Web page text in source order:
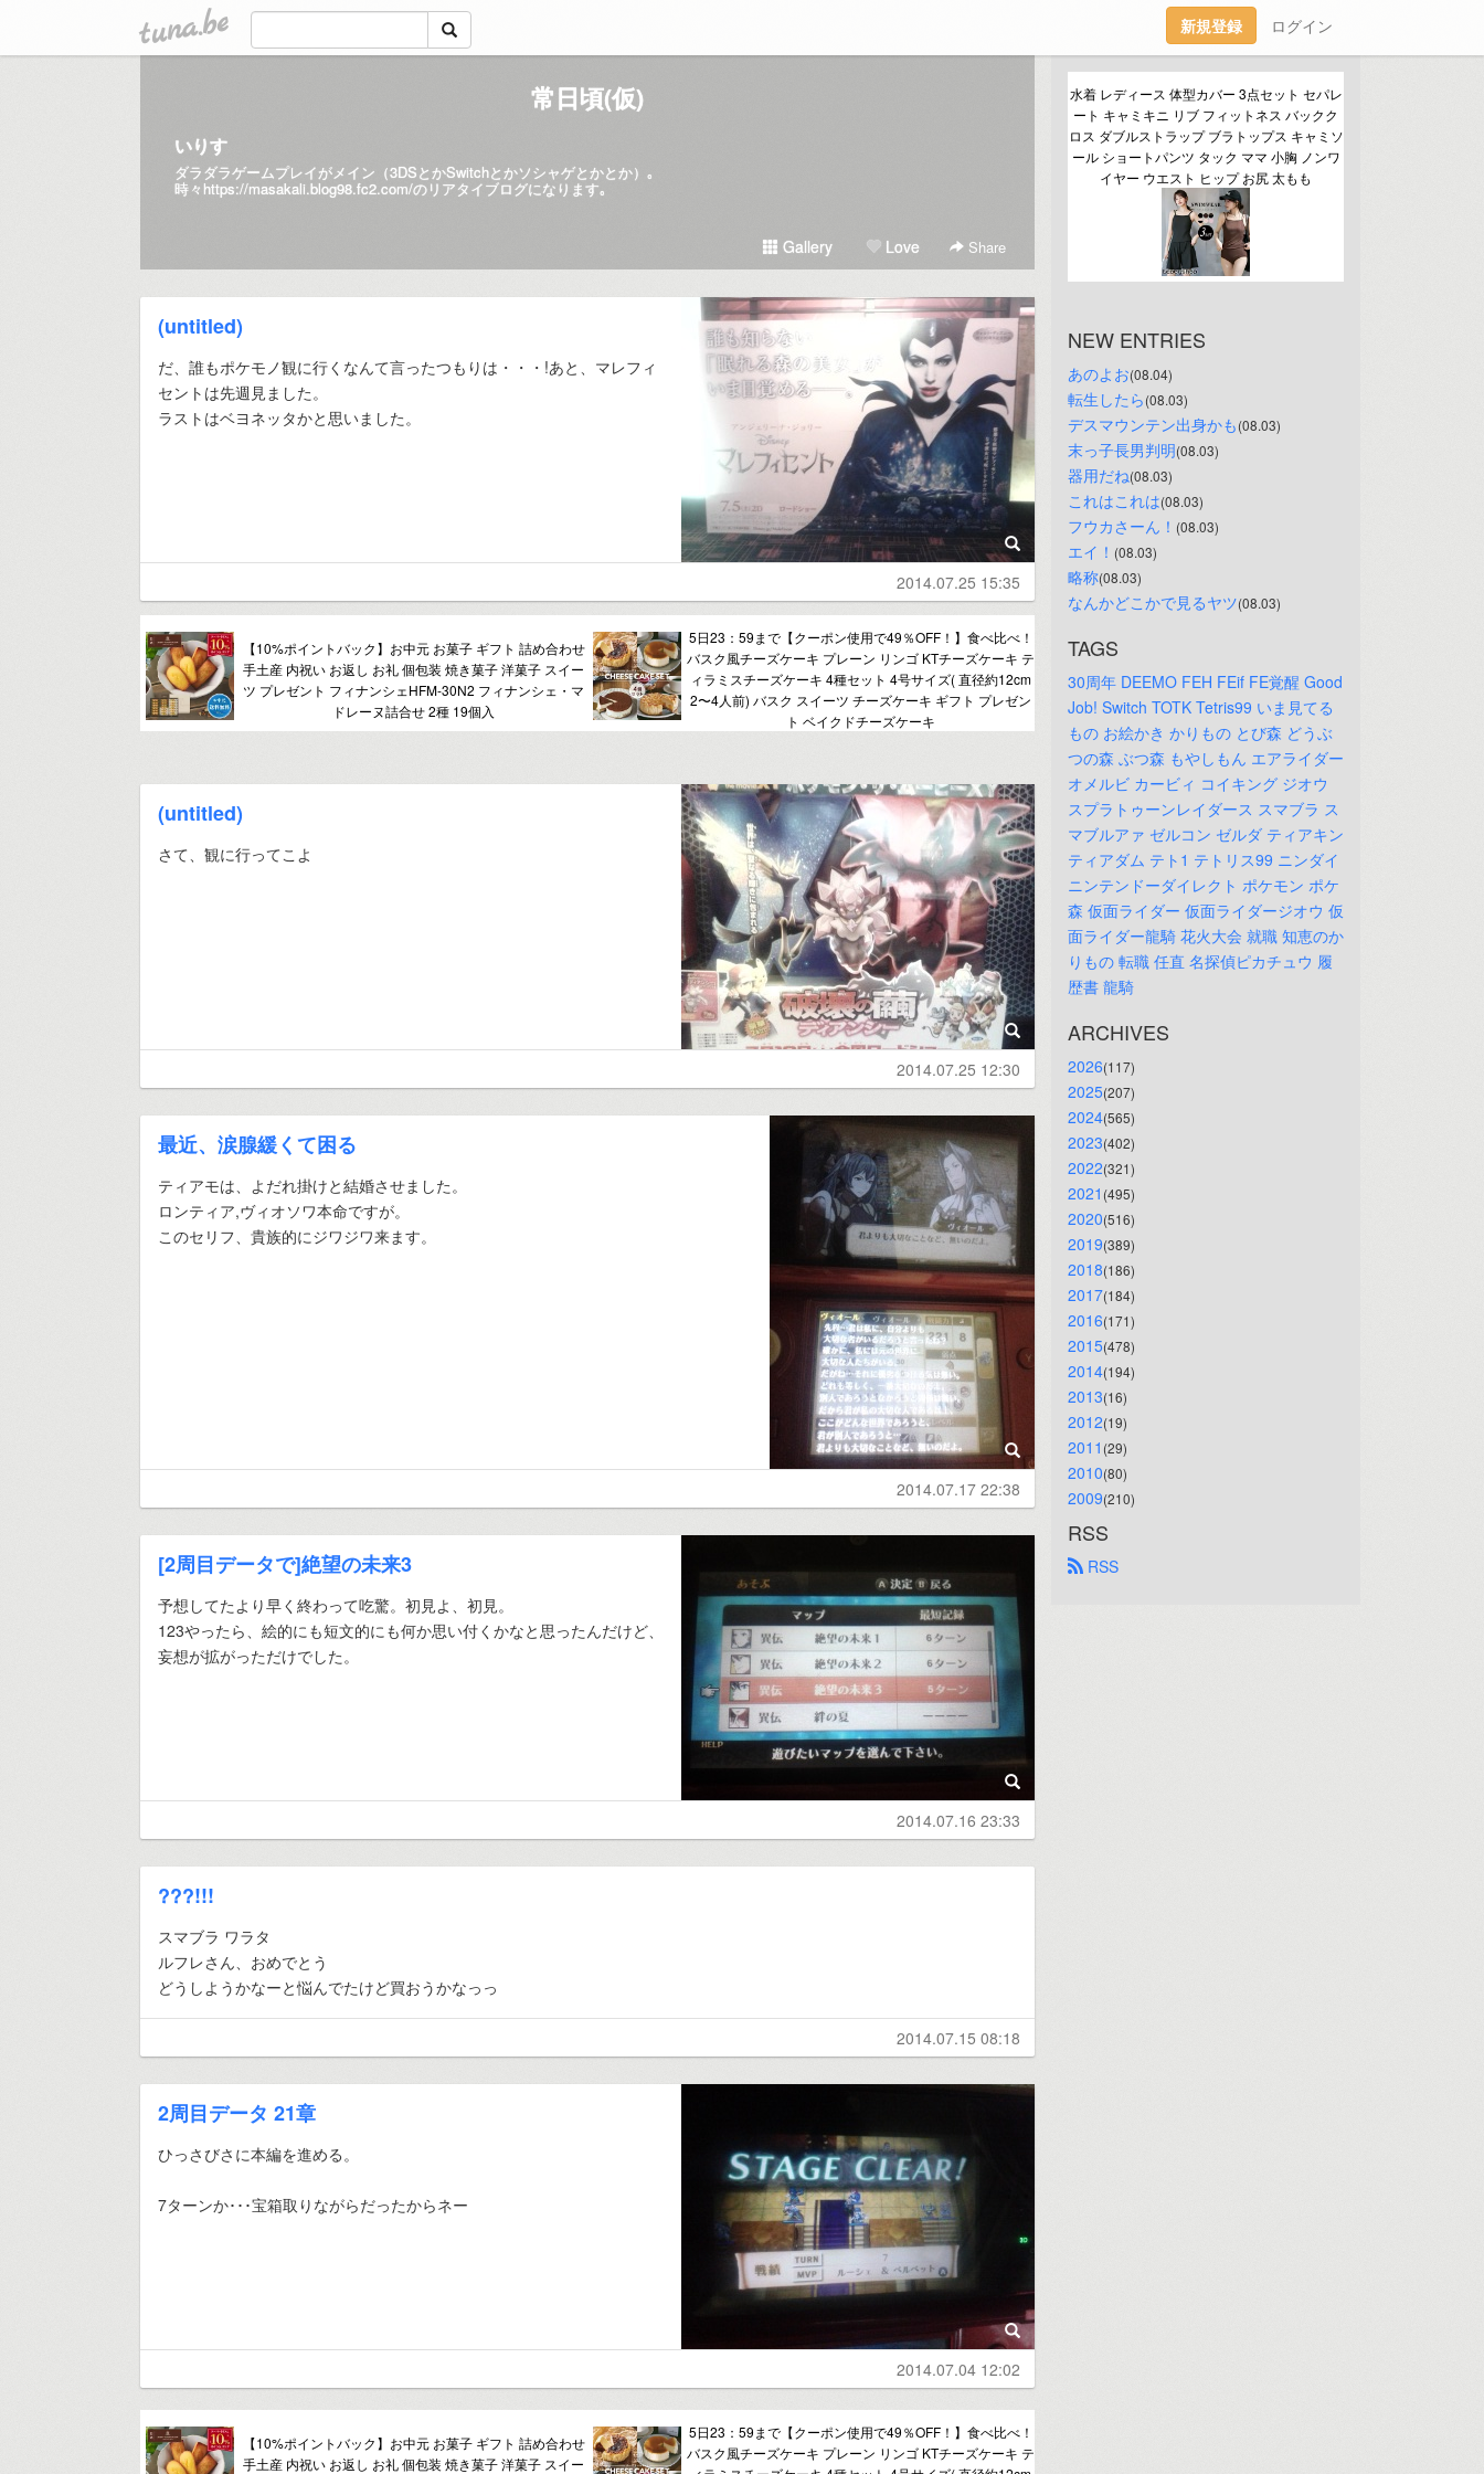
tuna.be 新規登録 ログイン
常日頃(仮)
いりす
ダラダラゲームプレイがメイン（3DSとかSwitchとかソシャゲとかとか）｡
時々 https://masakali.blog98.fc2.com/のリアタイブログになります｡
Gallery Love Share
(untitled)
だ、誰もポケモノ観に行くなんて言ったつもりは・・・!あと、マレフィ
セントは先週見ました。
ラストはベヨネッタかと思いました。
2014.07.25 15:35
【10%ポイントバック】お中元 お菓子 ギフト 詰め合わせ
手土産 内祝い お返し お礼 個包装 焼き菓子 洋菓子 スイー
ツ プレゼント フィナンシェHFM-30N2 フィナンシェ・マ
ドレーヌ詰合せ 2種 19個入
5日23：59まで【クーポン使用で49％OFF！】食べ比べ！
バスク風チーズケーキ プレーン リンゴ KTチーズケーキ テ
ィラミスチーズケーキ 4種セット 4号サイズ( 直径約12cm
2〜4人前) バスク スイーツ チーズケーキ ギフト プレゼン
ト ベイクドチーズケーキ
(untitled)
さて、観に行ってこよ
2014.07.25 12:30
最近、涙腺緩くて困る
ティアモは、よだれ掛けと結婚させました。
ロンティア,ヴィオソワ本命ですが。
このセリフ、貴族的にジワジワ来ます。
2014.07.17 22:38
[2周目データで]絶望の未来3
予想してたより早く終わって吃驚。初見よ、初見。
123やったら、絵的にも短文的にも何か思い付くかなと思ったんだけど、
妄想が拡がっただけでした。
2014.07.16 23:33
???!!!
スマブラ ワラタ
ルフレさん、おめでとう
どうしようかなーと悩んでたけど買おうかなっっ
2014.07.15 08:18
2周目データ 21章
ひっさびさに本編を進める。
7ターンか･･･宝箱取りながらだったからネー
2014.07.04 12:02
【10%ポイントバック】お中元 お菓子 ギフト 詰め合わせ
手土産 内祝い お返し お礼 個包装 焼き菓子 洋菓子 スイー
5日23：59まで【クーポン使用で49％OFF！】食べ比べ！
バスク風チーズケーキ プレーン リンゴ KTチーズケーキ テ
水着 レディース 体型カバー 3点セット セパレ
ート キャミキニ リブ フィットネス バックク
ロス ダブルストラップ ブラトップス キャミソ
ール ショートパンツ タック ママ 小胸 ノンワ
イヤー ウエスト ヒップ お尻 太もも
NEW ENTRIES
あのよお(08.04)
転生したら(08.03)
デスマウンテン出身かも(08.03)
末っ子長男判明(08.03)
器用だね(08.03)
これはこれは(08.03)
フウカさーん！ (08.03)
エイ！ (08.03)
略称(08.03)
なんかどこかで見るヤツ(08.03)
TAGS
30周年 DEEMO FEH FEif FE覚醒 Good
Job! Switch TOTK Tetris99 いま見てる
もの お絵かき かりもの とび森 どうぶ
つの森 ぶつ森 もやしもん エアライダー
オメルビ カービィ コイキング ジオウ
スプラトゥーンレイダース スマブラ ス
マブルアァ ゼルコン ゼルダ ティアキン
ティアダム テト1 テトリス99 ニンダイ
ニンテンドーダイレクト ポケモン ポケ
森 仮面ライダー 仮面ライダージオウ 仮
面ライダー龍騎 花火大会 就職 知恵のか
りもの 転職 任直 名探偵ピカチュウ 履
歴書 龍騎
ARCHIVES
2026(117)
2025(207)
2024(565)
2023(402)
2022(321)
2021 (495)
2020(516)
2019(389)
2018(186)
2017(184)
2016(171)
2015(478)
2014(194)
2013(16)
2012(19)
2011 (29)
2010(80)
2009(210)
RSS
RSS